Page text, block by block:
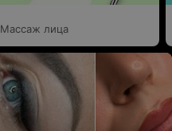
Массаж лица